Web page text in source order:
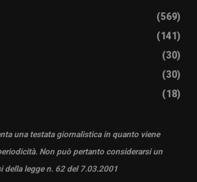
(569)
(141)
(30)
(30)
(18)
una testata giornalistica in quanto viene
Non può pertanto considerarsi un
della legge n. 62 del 7.03.2001